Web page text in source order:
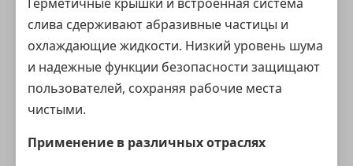
слива сдерживают абразивные частицы и
охлаждающие жидкости. Низкий уровень шума
и надежные функции безопасности защищают
пользователей, сохраняя рабочие места
чистыми.
Применение в различных отраслях